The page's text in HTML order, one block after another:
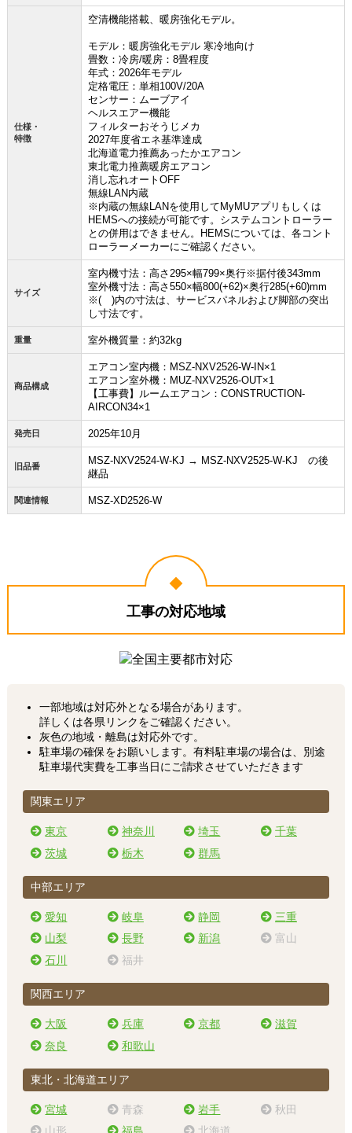
お買い物を続ける カートへ進む
仕様・
特徴
空清機能搭載、暖房強化モデル。
モデル：暖房強化モデル 寒冷地向け
畳数：冷房/暖房：8畳程度
年式：2026年モデル
定格電圧：単相100V/20A
センサー：ムーブアイ
ヘルスエアー機能
フィルターおそうじメカ
2027年度省エネ基準達成
北海道電力推薦あったかエアコン
東北電力推薦暖房エアコン
消し忘れオートOFF
無線LAN内蔵
※内蔵の無線LANを使用してMyMUアプリもしくは
HEMSへの接続が可能です。システムコントローラー
との併用はできません。HEMSについては、各コント
ローラーメーカーにご確認ください。
サイズ
室内機寸法：高さ295×幅799×奥行※据付後343mm
室外機寸法：高さ550×幅800(+62)×奥行285(+60)mm
※( )内の寸法は、サービスパネルおよび脚部の突出
し寸法です。
重量 室外機質量：約32kg
商品構成
エアコン室内機：MSZ-NXV2526-W-IN×1
エアコン室外機：MUZ-NXV2526-OUT×1
【工事費】ルームエアコン：CONSTRUCTION-
AIRCON34×1
発売日 2025年10月
旧品番
MSZ-NXV2524-W-KJ → MSZ-NXV2525-W-KJ の後
継品
関連情報 MSZ-XD2526-W
工事の対応地域
一部地域は対応外となる場合があります。
詳しくは各県リンクをご確認ください。
灰色の地域・離島は対応外です。
駐車場の確保をお願いします。有料駐車場の場合は、別途
駐車場代実費を工事当日にご請求させていただきます
関東エリア
東京 神奈川 埼玉
千葉
茨城
栃木 群馬
中部エリア
愛知 岐阜 静岡
三重
山梨
長野 新潟
富山
石川
福井
関西エリア
大阪 兵庫 京都
滋賀
奈良
和歌山
東北・北海道エリア
宮城 青森 岩手
秋田